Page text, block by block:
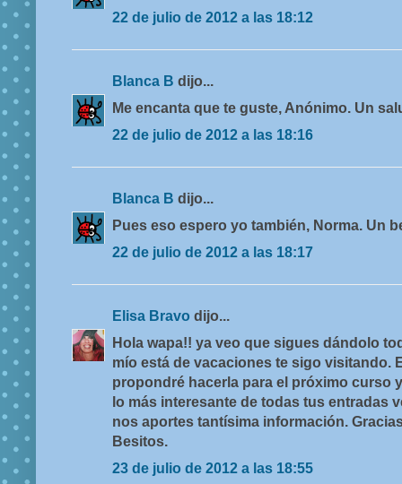
22 de julio de 2012 a las 18:12
Blanca B dijo...
Me encanta que te guste, Anónimo. Un
22 de julio de 2012 a las 18:16
Blanca B dijo...
Pues eso espero yo también, Norma. Un
22 de julio de 2012 a las 18:17
Elisa Bravo dijo...
Hola wapa!! ya veo que sigues dándolo
mío está de vacaciones te sigo visitando.
propondré hacerla para el próximo curso
lo más interesante de todas tus entradas
nos aportes tantísima información.
Besitos.
23 de julio de 2012 a las 18:55